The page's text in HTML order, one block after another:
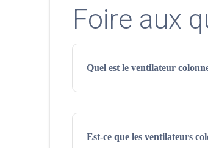
Foire aux
Quel est le ventilateur
Les ventilateurs colonnes
Parmi les modèles réputés
présence de la certification
Est-ce que les ventilateurs